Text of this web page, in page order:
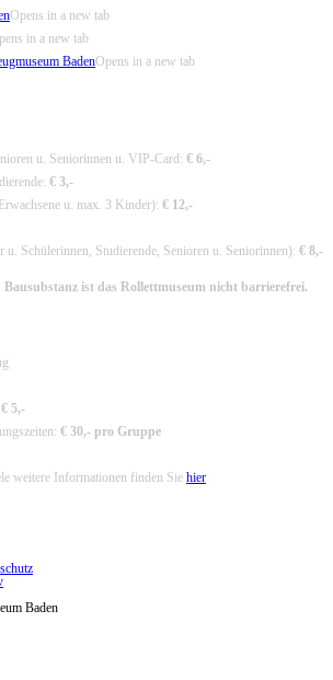
Opens in a new tab
in a new tab
BadenOpens in a new tab
u. Seniorinnen u. VIP-Card: € 6,-
€ 3,-
u. max. 3 Kinder): € 12,-
u. Schülerinnen, Studierende, Senioren u. Seniorinnen): € 8,-
ist das Rollettmuseum nicht barrierefrei.
€ 5,-
€ 30,- pro Gruppe
weitere Informationen finden Sie hier
Baden